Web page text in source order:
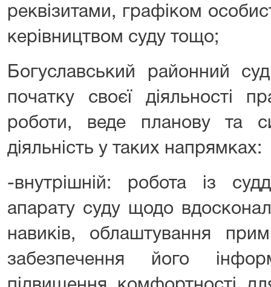
реквізитами, графіком
керівництвом суду тощо;
Богуславський районний
початку своєї діяльності
роботи, веде планову та
діяльність у таких напрямках:
-внутрішній: робота із
апарату суду щодо
навиків, облаштування
забезпечення його